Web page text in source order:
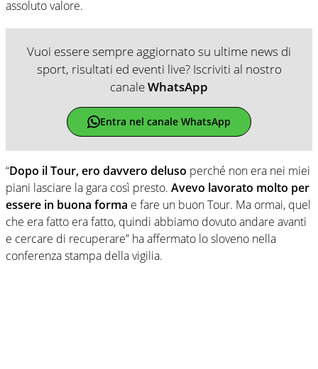
assoluto valore.
Vuoi essere sempre aggiornato su ultime news di
sport, risultati ed eventi live? Iscriviti al nostro
canaleWhatsApp
Entra nel canale WhatsApp
“Dopo il Tour, ero davvero deluso perché non era nei miei
piani lasciare la gara così presto. Avevo lavorato molto per
essere in buona forma e fare un buon Tour. Ma ormai, quel
che era fatto era fatto, quindi abbiamo dovuto andare avanti
e cercare di recuperare” ha affermato lo sloveno nella
conferenza stampa della vigilia.